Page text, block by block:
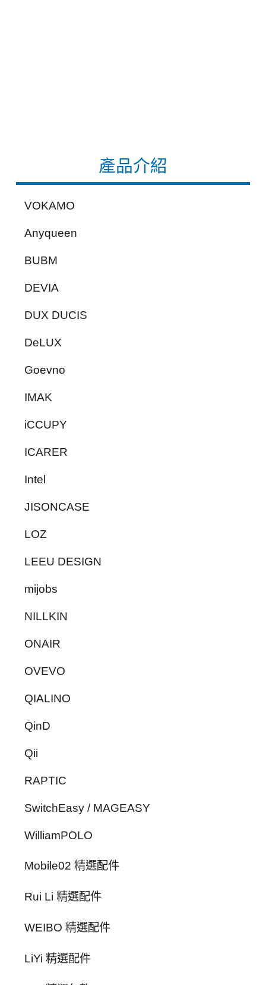
產品介紹
VOKAMO
Anyqueen
BUBM
DEVIA
DUX DUCIS
DeLUX
Goevno
IMAK
iCCUPY
ICARER
Intel
JISONCASE
LOZ
LEEU DESIGN
mijobs
NILLKIN
ONAIR
OVEVO
QIALINO
QinD
Qii
RAPTIC
SwitchEasy / MAGEASY
WilliamPOLO
Mobile02 精選配件
Rui Li 精選配件
WEIBO 精選配件
LiYi 精選配件